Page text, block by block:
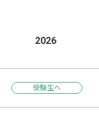
2026
受験生へ